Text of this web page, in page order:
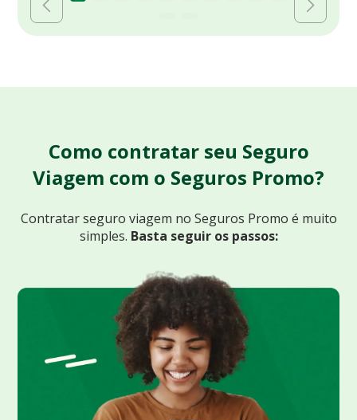
Como contratar seu Seguro
Viagem com o Seguros Promo?
Contratar seguro viagem no Seguros Promo é muito
simples. Basta seguir os passos: